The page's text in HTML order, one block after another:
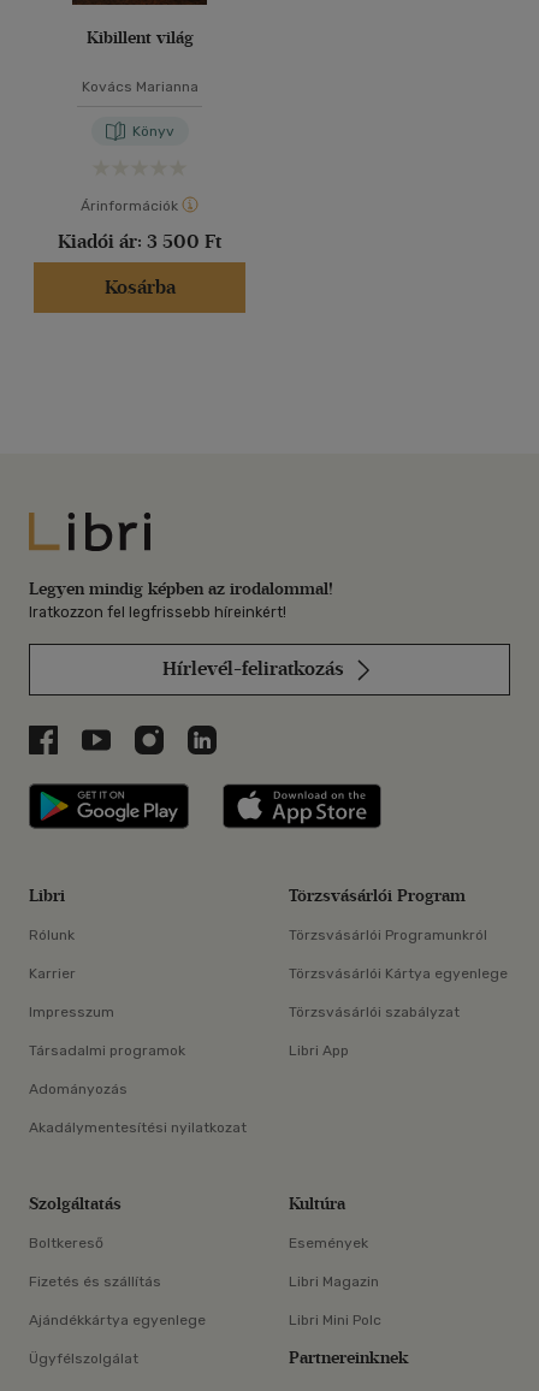
Kibillent világ
Kovács Marianna
Könyv
Árinformációk
Kiadói ár: 3 500 Ft
Kosárba
Libri
Legyen mindig képben az irodalommal!
Iratkozzon fel legfrissebb híreinkért!
Hírlevél-feliratkozás
Libri a Facebookon
Libri a Youtube-on
Libri az Instagramon
Libri a LinkedInen
Libri applikáció Szerezd meg: Google
Libri
Rólunk
Karrier
Impresszum
Társadalmi programok
Adományozás
Akadálymentesítési nyilatkozat
Törzsvásárlói Program
Törzsvásárlói Programunkról
Törzsvásárlói Kártya egyenlege
Törzsvásárlói szabályzat
Libri App
Szolgáltatás
Boltkereső
Fizetés és szállítás
Ajándékkártya egyenlege
Ügyfélszolgálat
Kultúra
Események
Libri Magazin
Libri Mini Polc
Partnereinknek